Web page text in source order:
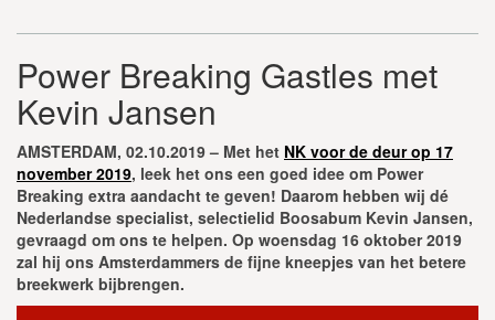
FAQ
INLOG LEDEN
EVENEMENTEN
Power Breaking Gastles met
Kevin Jansen
AMSTERDAM, 02.10.2019 – Met het NK voor de deur op 17
november 2019, leek het ons een goed idee om Power
Breaking extra aandacht te geven! Daarom hebben wij dé
Nederlandse specialist, selectielid Boosabum Kevin Jansen,
gevraagd om ons te helpen. Op woensdag 16 oktober 2019
zal hij ons Amsterdammers de fijne kneepjes van het betere
breekwerk bijbrengen.